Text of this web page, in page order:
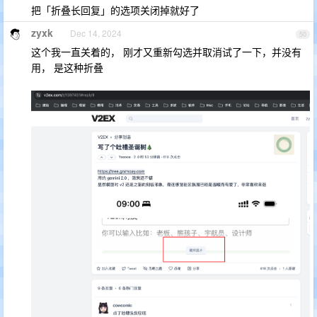
把「折叠长回复」的选项关闭掉就好了
50
zyxk Dec 14, 2024
这个我一直关着的， 刚才又重新勾选并取消试了一下，并没有
用， 是这种折叠